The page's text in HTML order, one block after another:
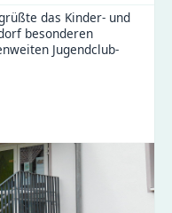
das Kinder- und
besonderen
Jugendclub-